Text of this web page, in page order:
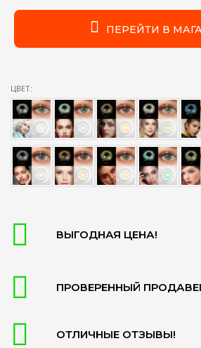
ПЕРЕЙТИ В
ЦВЕТ:
ВЫГОДНАЯ ЦЕНА!
ПРОВЕРЕННЫЙ
ОТЛИЧНЫЕ ОТЗЫВЫ!